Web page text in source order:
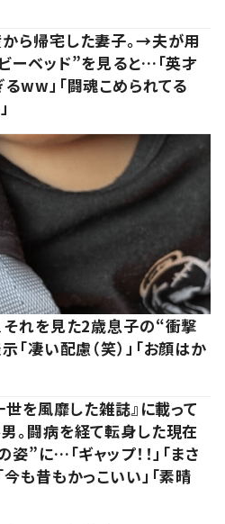
ら帰宅した妻子。→夫が用
ーベッド”を見ると…「英才
ww」「闘魂こめられてる
それを見た2歳息子の“衝撃
凄い配慮（笑）」「お顔はか
を風靡した雑誌』に載って
。闘病を経て転身した現在
”に…「ギャップ！！」「まさ
今も昔もかっこいい」「素晴